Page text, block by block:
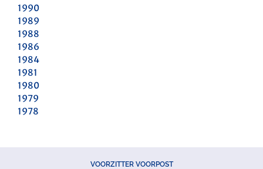
1990
1989
1988
1986
1984
1981
1980
1979
1978
VOORZITTER VOORPOST